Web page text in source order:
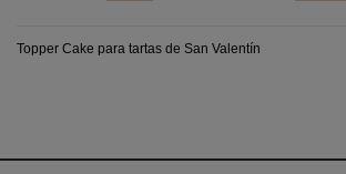
Topper Cake para tartas de San Valentín